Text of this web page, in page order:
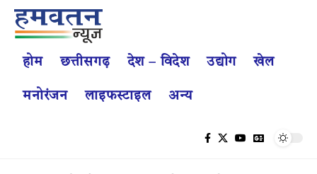
होम छत्तीसगढ़ देश – विदेश उद्योग खेल
मनोरंजन लाइफस्टाइल अन्य